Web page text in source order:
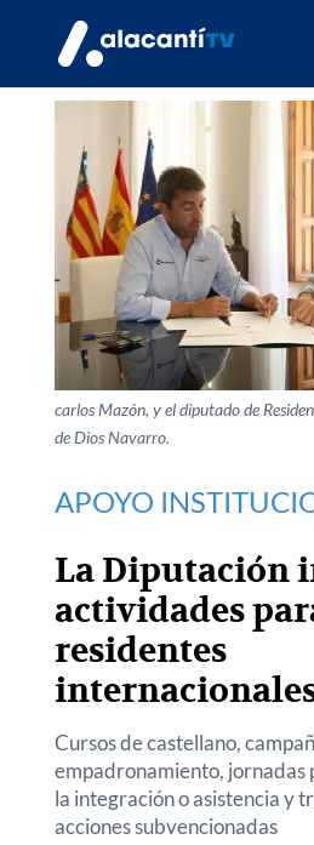
carlos Mazón, y el diputado de
de Dios Navarro.
APOYO
La Diputación
actividades
residentes
Cursos de castellano,
empadronamiento, jornadas
la integración o asistencia y
acciones subvencionadas